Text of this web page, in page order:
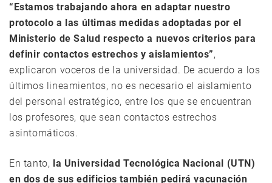
“Estamos trabajando ahora en adaptar nuestro
protocolo a las últimas medidas adoptadas por el
Ministerio de Salud respecto a nuevos criterios para
definir contactos estrechos y aislamientos”,
explicaron voceros de la universidad. De acuerdo a los
últimos lineamientos, no es necesario el aislamiento
del personal estratégico, entre los que se encuentran
los profesores, que sean contactos estrechos
asintomáticos.
En tanto, la Universidad Tecnológica Nacional (UTN)
en dos de sus edificios también pedirá vacunación